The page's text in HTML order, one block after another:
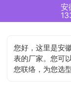
您好，这里是安
表的厂家。您可
您联络，为您选